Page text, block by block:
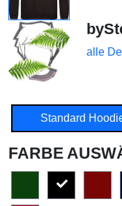
alle
Standard
FARBE